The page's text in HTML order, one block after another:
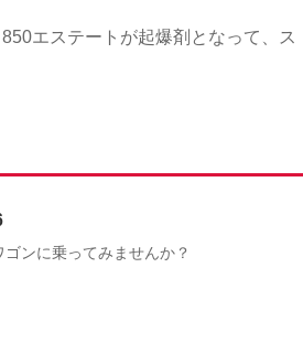
エステートが起爆剤となって、ス
ゴンに乗ってみませんか？